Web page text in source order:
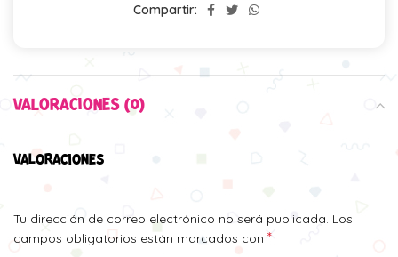
Compartir:
VALORACIONES (0)
VALORACIONES
Tu dirección de correo electrónico no será publicada. Los
campos obligatorios están marcados con *